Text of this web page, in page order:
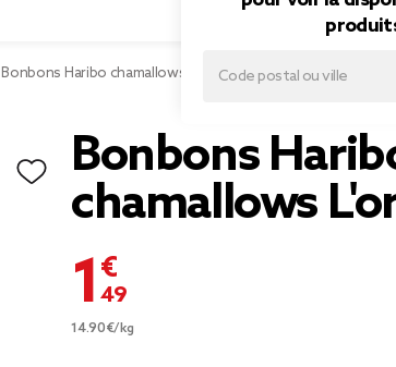
Bonbons Haribo chamallows L'original
Bonbons
chamallows
1,49 €
14.90€/kg